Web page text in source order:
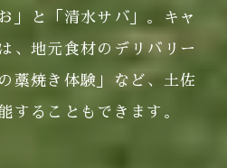
」と「清水サバ」。キャ
、地元食材のデリバリー
藁焼き体験」など、土佐
することもできます。